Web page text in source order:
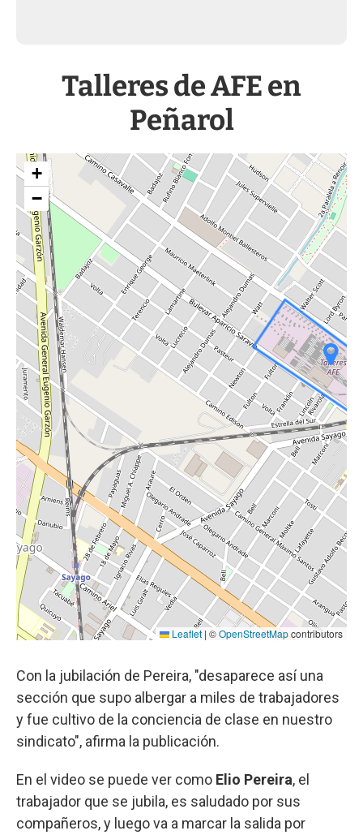
Con la jubilación de Pereira, "desaparece así una
sección que supo albergar a miles de trabajadores
y fue cultivo de la conciencia de clase en nuestro
sindicato", afirma la publicación.
En el video se puede ver como Elio Pereira, el
trabajador que se jubila, es saludado por sus
compañeros, y luego va a marcar la salida por